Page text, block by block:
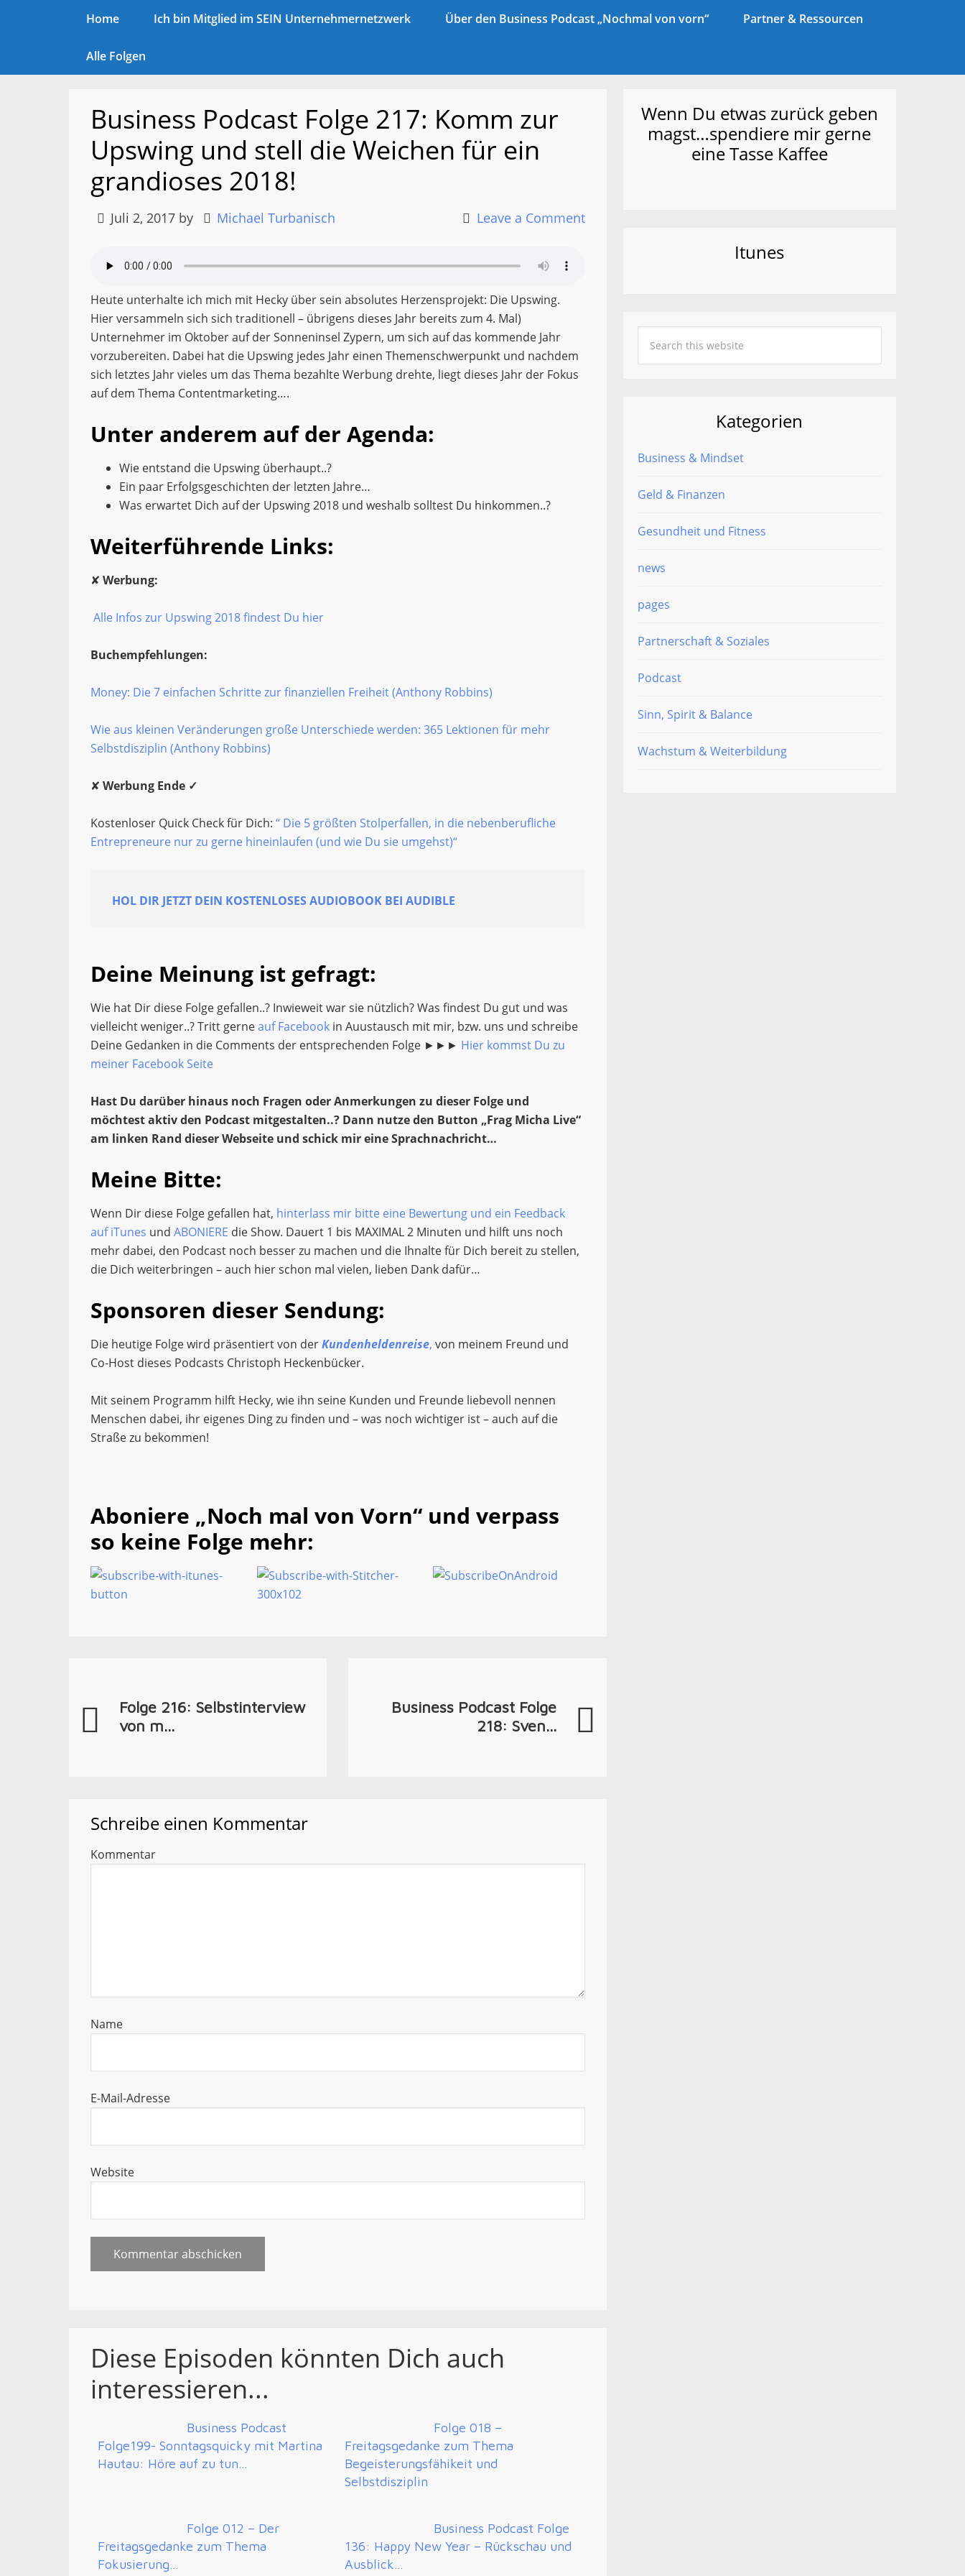
Home Ich bin Mitglied im SEIN Unternehmernetzwerk Über den Business Podcast „Nochmal von vorn“ Partner & Ressourcen
Alle Folgen
Business Podcast Folge 217: Komm zur
Upswing und stell die Weichen für ein
grandioses 2018!
Juli 2, 2017 by Michael Turbanisch Leave a Comment
Heute unterhalte ich mich mit Hecky über sein absolutes Herzensprojekt: Die Upswing.
Hier versammeln sich sich traditionell – übrigens dieses Jahr bereits zum 4. Mal)
Unternehmer im Oktober auf der Sonneninsel Zypern, um sich auf das kommende Jahr
vorzubereiten. Dabei hat die Upswing jedes Jahr einen Themenschwerpunkt und nachdem
sich letztes Jahr vieles um das Thema bezahlte Werbung drehte, liegt dieses Jahr der Fokus
auf dem Thema Contentmarketing….
Unter anderem auf der Agenda:
Wie entstand die Upswing überhaupt..?
Ein paar Erfolgsgeschichten der letzten Jahre…
Was erwartet Dich auf der Upswing 2018 und weshalb solltest Du hinkommen..?
Weiterführende Links:
✘ Werbung:
Alle Infos zur Upswing 2018 findest Du hier
Buchempfehlungen:
Money: Die 7 einfachen Schritte zur finanziellen Freiheit (Anthony Robbins)
Wie aus kleinen Veränderungen große Unterschiede werden: 365 Lektionen für mehr
Selbstdisziplin (Anthony Robbins)
✘ Werbung Ende ✓
Kostenloser Quick Check für Dich: “ Die 5 größten Stolperfallen, in die nebenberufliche
Entrepreneure nur zu gerne hineinlaufen (und wie Du sie umgehst)“
HOL DIR JETZT DEIN KOSTENLOSES AUDIOBOOK BEI AUDIBLE
Deine Meinung ist gefragt:
Wie hat Dir diese Folge gefallen..? Inwieweit war sie nützlich? Was findest Du gut und was
vielleicht weniger..? Tritt gerneauf Facebook in Auustausch mit mir, bzw. uns und schreibe
Deine Gedanken in die Comments der entsprechenden Folge ►►► Hier kommst Du zu
meiner Facebook Seite
Hast Du darüber hinaus noch Fragen oder Anmerkungen zu dieser Folge und
möchtest aktiv den Podcast mitgestalten..? Dann nutze den Button „Frag Micha Live“
am linken Rand dieser Webseite und schick mir eine Sprachnachricht…
Meine Bitte:
Wenn Dir diese Folge gefallen hat, hinterlass mir bitte eine Bewertung und ein Feedback
auf iTunes und ABONIERE die Show. Dauert 1 bis MAXIMAL 2 Minuten und hilft uns noch
mehr dabei, den Podcast noch besser zu machen und die Ihnalte für Dich bereit zu stellen,
die Dich weiterbringen – auch hier schon mal vielen, lieben Dank dafür…
Sponsoren dieser Sendung:
Die heutige Folge wird präsentiert von derKundenheldenreise, von meinem Freund und
Co-Host dieses Podcasts Christoph Heckenbücker.
Mit seinem Programm hilft Hecky, wie ihn seine Kunden und Freunde liebevoll nennen
Menschen dabei, ihr eigenes Ding zu finden und – was noch wichtiger ist – auch auf die
Straße zu bekommen!
Aboniere „Noch mal von Vorn“ und verpass
so keine Folge mehr:
Folge 216: Selbstinterview
von m...
Business Podcast Folge
218: Sven...
Schreibe einen Kommentar
Kommentar
Name
E-Mail-Adresse
Website
Diese Episoden könnten Dich auch
interessieren...
Business Podcast
Folge199- Sonntagsquicky mit Martina
Hautau: Höre auf zu tun…
Folge 018 –
Freitagsgedanke zum Thema
Begeisterungsfähikeit und
Selbstdisziplin
Folge 012 – Der
Freitagsgedanke zum Thema
Fokusierung…
Business Podcast Folge
136: Happy New Year – Rückschau und
Ausblick…
Wenn Du etwas zurück geben
magst…spendiere mir gerne
eine Tasse Kaffee
Itunes
Kategorien
Business & Mindset
Geld & Finanzen
Gesundheit und Fitness
news
pages
Partnerschaft & Soziales
Podcast
Sinn, Spirit & Balance
Wachstum & Weiterbildung